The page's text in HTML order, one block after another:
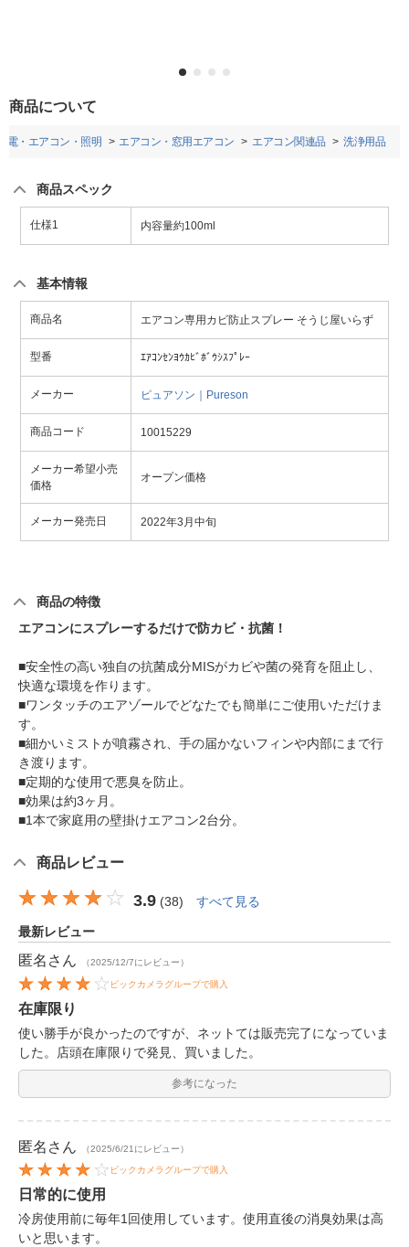
商品について
電・エアコン・照明 エアコン・窓用エアコン エアコン関連品 洗浄用品
商品スペック
仕様1 内容量約100ml
基本情報
商品名 エアコン専用カビ防止スプレー そうじ屋いらず
型番 ｴｱｺﾝｾﾝﾖｳｶﾋﾞﾎﾞｳｼｽﾌﾟﾚｰ
メーカー ピュアソン｜Pureson
商品コード 10015229
メーカー希望小売
価格
オープン価格
メーカー発売日 2022年3月中旬
商品の特徴
エアコンにスプレーするだけで防カビ・抗菌！
■安全性の高い独自の抗菌成分MISがカビや菌の発育を阻止し、
快適な環境を作ります。
■ワンタッチのエアゾールでどなたでも簡単にご使用いただけま
す。
■細かいミストが噴霧され、手の届かないフィンや内部にまで行
き渡ります。
■定期的な使用で悪臭を防止。
■効果は約3ヶ月。
■1本で家庭用の壁掛けエアコン2台分。
商品レビュー
3.9 (38) すべて見る
最新レビュー
匿名 さん （2025/12/7にレビュー）
ビックカメラグループで購入
在庫限り
使い勝手が良かったのですが、ネットては販売完了になっていま
した。店頭在庫限りで発見、買いました。
参考になった
匿名 さん （2025/6/21にレビュー）
ビックカメラグループで購入
日常的に使用
冷房使用前に毎年1回使用しています。使用直後の消臭効果は高
いと思います。